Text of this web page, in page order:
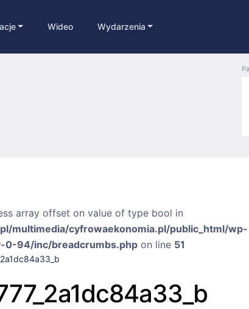
Wideo Wydarzenia
array offset on value of type bool in
multimedia/cyfrowaekonomia.pl/public_html/wp-
0-94/inc/breadcrumbs.php on line 51